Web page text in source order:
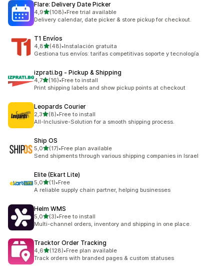
Flare: Delivery Date Picker
4,9/ 5 tähteä
(108)
108 arvostelua yhteensä
•Free trial available
Delivery calendar, date picker & store pickup for checkout.
T1 Envíos
4,8/ 5 tähteä
(48)
48 arvostelua yhteensä
•Instalación gratuita
Gestiona tus envíos: tarifas competitivas soporte y tecnología
izprati.bg ‑ Pickup & Shipping
4,7/ 5 tähteä
(16)
16 arvostelua yhteensä
•Free to install
Print shipping labels and show pickup points at checkout
Leopards Courier
2,3/ 5 tähteä
(8)
8 arvostelua yhteensä
•Free to install
All-Inclusive-Solution for a smooth shipping process.
Ship OS
5,0/ 5 tähteä
(17)
17 arvostelua yhteensä
•Free plan available
Send shipments through various shipping companies in Israel
Elite (Ekart Lite)
5,0/ 5 tähteä
(1)
1 arvostelua yhteensä
•Free
A reliable supply chain partner, helping businesses
Helm WMS
5,0/ 5 tähteä
(3)
3 arvostelua yhteensä
•Free to install
Multi-channel orders, inventory and shipping in one place.
Tracktor Order Tracking
4,6/ 5 tähteä
(128)
128 arvostelua yhteensä
•Free plan available
Track orders with branded pages & custom statuses